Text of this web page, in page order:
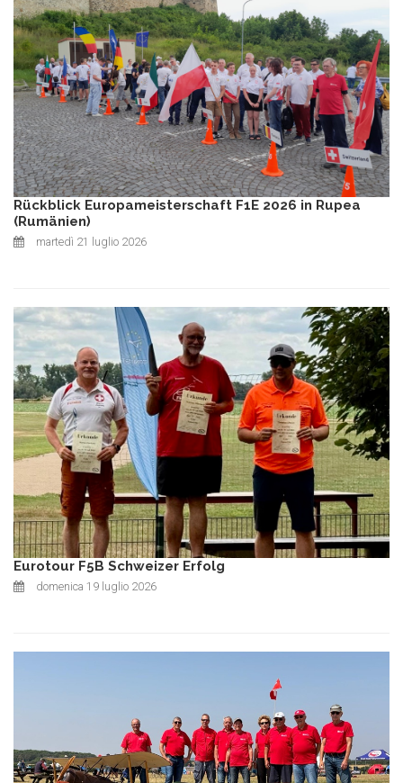
Rückblick Europameisterschaft F1E 2026 in Rupea
(Rumänien)
martedì 21 luglio 2026
Eurotour F5B Schweizer Erfolg
domenica 19 luglio 2026